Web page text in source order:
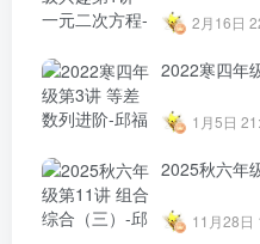
2月16日
2022寒四年
1月5日
2025秋六年
11月28日